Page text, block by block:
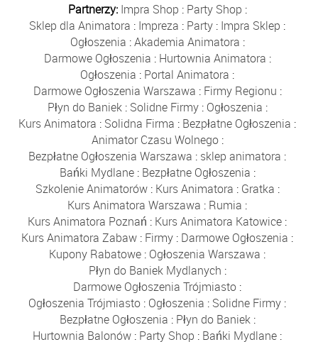
Partnerzy: Impra Shop : Party Shop :
Sklep dla Animatora : Impreza : Party : Impra Sklep :
Ogłoszenia :Akademia Animatora :
Darmowe Ogłoszenia : Hurtownia Animatora :
Ogłoszenia : Portal Animatora :
Darmowe Ogłoszenia Warszawa : Firmy Regionu :
Płyn do Baniek: Solidne Firmy: Ogłoszenia :
Kurs Animatora : Solidna Firma : Bezpłatne Ogłoszenia :
Animator Czasu Wolnego:
Bezpłatne Ogłoszenia Warszawa : sklep animatora :
Bańki Mydlane: Bezpłatne Ogłoszenia :
Szkolenie Animatorów: Kurs Animatora : Gratka :
Kurs Animatora Warszawa : Rumia :
Kurs Animatora Poznań : Kurs Animatora Katowice :
Kurs Animatora Zabaw : Firmy : Darmowe Ogłoszenia :
Kupony Rabatowe : Ogłoszenia Warszawa :
Płyn do Baniek Mydlanych :
Darmowe Ogłoszenia Trójmiasto :
Ogłoszenia Trójmiasto : Ogłoszenia : Solidne Firmy :
Bezpłatne Ogłoszenia : Płyn do Baniek:
Hurtownia Balonów : Party Shop : Bańki Mydlane :